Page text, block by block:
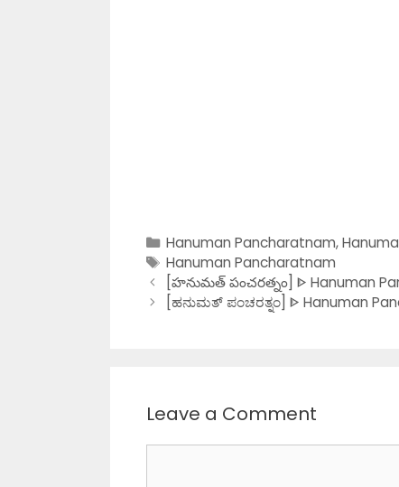
Categories
Hanuman Pancharatnam,
Tags
Hanuman Pancharatnam
[హనుమత్ పంచరత్నం] ᐈ Hanuman
[ಹನುಮತ್ ಪಂಚರತ್ನಂ] ᐈ Hanuman
Leave a Comment